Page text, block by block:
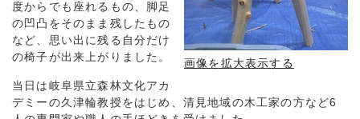
画像を拡大表示する
度からでも座れるもの、脚足
の凹凸をそのまま残したもの
など、思い出に残る自分だけ
の椅子が出来上がりました。
当日は岐阜県立森林文化アカ
デミーの久津輪教授をはじめ、清見地域の木工家の方など6